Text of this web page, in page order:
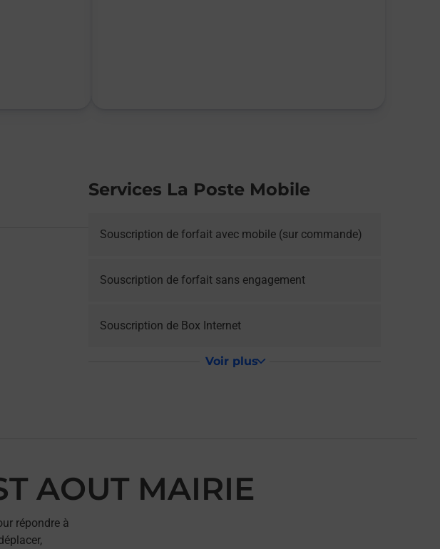
Services La Poste Mobile
Souscription de forfait avec mobile (sur commande)
Souscription de forfait sans engagement
Souscription de Box Internet
Voir plus
AOUT MAIRIE
répondre à